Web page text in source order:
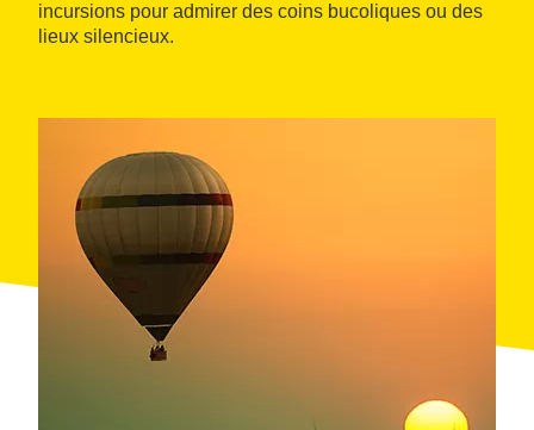
incursions pour admirer des coins bucoliques ou des
lieux silencieux.